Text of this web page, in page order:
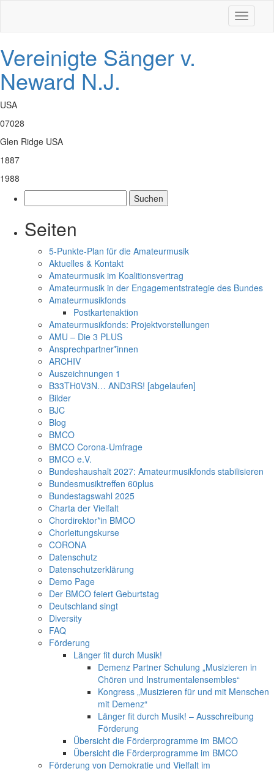
Toggle
Vereinigte Sänger v.
Neward N.J.
USA
07028
Glen Ridge USA
1887
1988
nach:
Seiten
5-Punkte-Plan für die Amateurmusik
Aktuelles & Kontakt
Amateurmusik im Koalitionsvertrag
Amateurmusik in der Engagementstrategie des Bundes
Amateurmusikfonds
Postkartenaktion
Amateurmusikfonds: Projektvorstellungen
AMU – Die 3 PLUS
Ansprechpartner*innen
ARCHIV
Auszeichnungen 1
B33TH0V3N… AND3RS! [abgelaufen]
Bilder
BJC
Blog
BMCO
BMCO Corona-Umfrage
BMCO e.V.
Bundeshaushalt 2027: Amateurmusikfonds stabilisieren
Bundesmusiktreffen 60plus
Bundestagswahl 2025
Charta der Vielfalt
Chordirektor*in BMCO
Chorleitungskurse
CORONA
Datenschutz
Datenschutzerklärung
Demo Page
Der BMCO feiert Geburtstag
Deutschland singt
Diversity
FAQ
Förderung
Länger fit durch Musik!
Demenz Partner Schulung „Musizieren in
Chören und Instrumentalensembles“
Kongress „Musizieren für und mit Menschen
mit Demenz“
Länger fit durch Musik! – Ausschreibung
Förderung
Übersicht die Förderprogramme im BMCO
Übersicht die Förderprogramme im BMCO
Förderung von Demokratie und Vielfalt im